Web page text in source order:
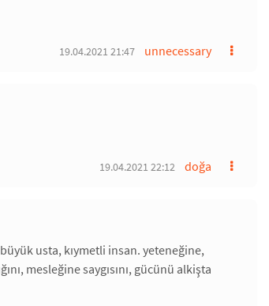
unnecessary
19.04.2021 21:47
doğa
19.04.2021 22:12
usta, kıymetli insan. yeteneğine,
mesleğine saygısını, gücünü alkişta